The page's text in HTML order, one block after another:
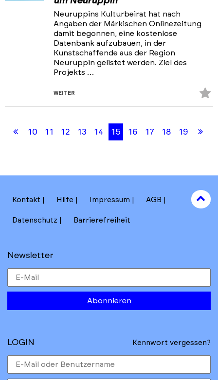
Neuruppins Kulturbeirat hat nach
Angaben der Märkischen Onlinezeitung
damit begonnen, eine kostenlose
Datenbank aufzubauen, in der
Kunstschaffende aus der Region
Neuruppin gelistet werden. Ziel des
Projekts …
WEITER
Erste
10 11 12 13 14 15 16 17 18 19
Kontakt Hilfe Impressum AGB
Datenschutz Barrierefreiheit
Newsletter
Abonnieren
to
top
LOGIN Kennwort vergessen?